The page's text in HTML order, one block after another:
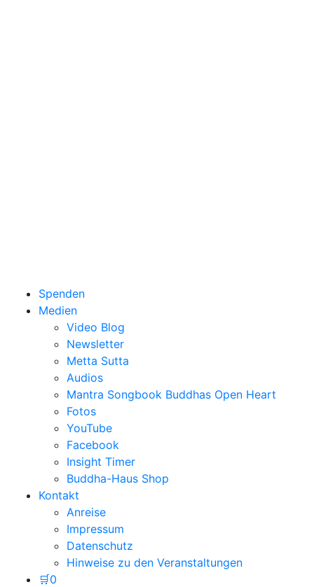
Spenden
Medien
Video Blog
Newsletter
Metta Sutta
Audios
Mantra Songbook Buddhas Open Heart
Fotos
YouTube
Facebook
Insight Timer
Buddha-Haus Shop
Kontakt
Anreise
Impressum
Datenschutz
Hinweise zu den Veranstaltungen
🛒0